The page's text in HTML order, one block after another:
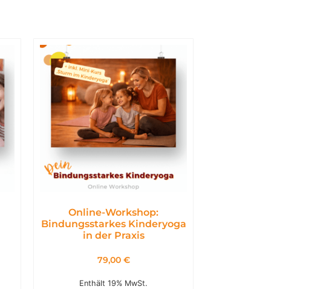
Online-Workshop:
Bindungsstarkes Kinderyoga
in der Praxis
79,00 €
Enthält 19% MwSt.